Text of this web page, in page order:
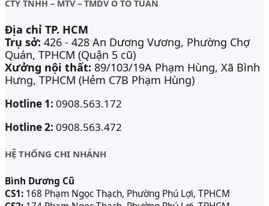
CTY TNHH – MTV – TMDV Ô TÔ TUẤN
Địa chỉ TP. HCM
Trụ sở: 426 - 428 An Dương Vương, Phường Chợ
Quán, TPHCM (Quận 5 cũ)
Xưởng nội thất: 89/103/19A Phạm Hùng, Xã Bình
Hưng, TPHCM (Hẻm C7B Phạm Hùng)
Hotline 1: 0908.563.172
Hotline 2: 0908.563.472
HỆ THỐNG CHI NHÁNH
Bình Dương Cũ
CS1: 168 Phạm Ngọc Thạch, Phường Phú Lợi, TPHCM